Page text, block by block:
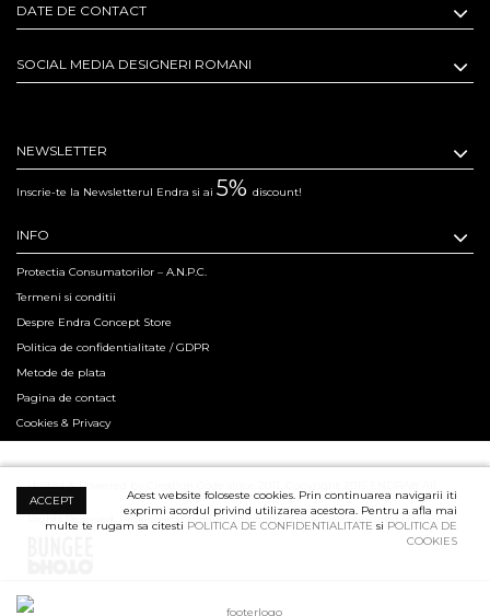
DATE DE CONTACT
SOCIAL MEDIA DESIGNERI ROMANI
NEWSLETTER
Inscrie-te la Newsletterul Endra si ai 5% discount!
INFO
Protectia Consumatorilor – A.N.P.C.
Termeni si conditii
Despre Endra Concept Store
Politica de confidentialitate / GDPR
Metode de plata
Pagina de contact
Cookies & Privacy
Hosted & Powered by Creation Code since 2011. Copyright 2015 ENDRA® All
Rights Reserved. Professional Product Photography Services ensured by
ACCEPT
Acest website foloseste cookies. Prin continuarea navigarii iti
exprimi acordul privind utilizarea acestora. Pentru a afla mai
multe te rugam sa citesti POLITICA DE CONFIDENTIALITATE si POLITICA DE
COOKIES